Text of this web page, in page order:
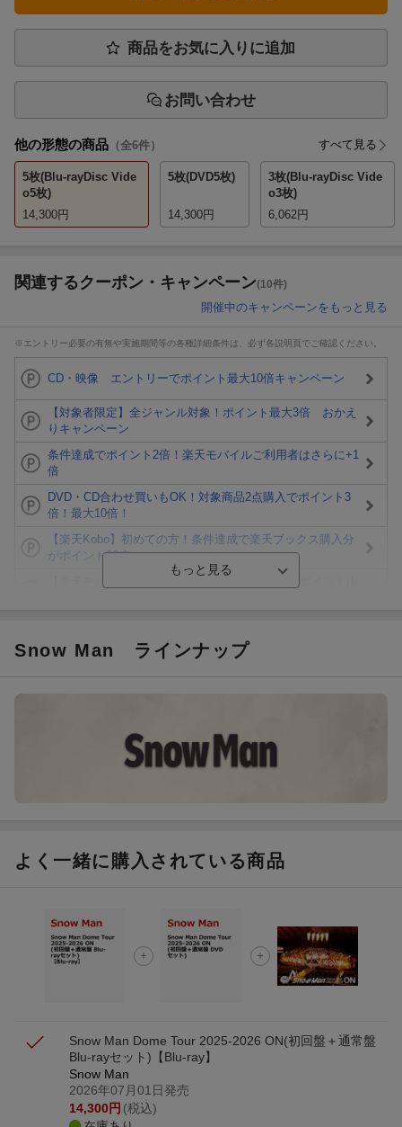
商品をお気に入りに追加
お問い合わせ
他の形態の商品 （全6件） すべて見る
5枚(Blu-rayDisc Vide
o5枚)
14,300円
5枚(DVD5枚)
14,300円
3枚(Blu-rayDisc Vide
o3枚)
6,062円
関連するクーポン・キャンペーン(10件)
開催中のキャンペーンをもっと見る
※エントリー必要の有無や実施期間等の各種詳細条件は、必ず各説明頁でご確認ください。
CD・映像 エントリーでポイント最大10倍キャンペーン
【対象者限定】全ジャンル対象！ポイント最大3倍 おかえ
りキャンペーン
条件達成でポイント2倍！楽天モバイルご利用者はさらに+1
倍
DVD・CD合わせ買いもOK！対象商品2点購入でポイント3
倍！最大10倍！
【楽天Kobo】初めての方！条件達成で楽天ブックス購入分
がポイント20倍
エントリー＆3,000円以上購入で無料データSIM（3GB/月プ
ラン）が当たる！
Snow Man ラインナップ
よく一緒に購入されている商品
Snow Man Dome Tour 2025-2026 ON(初回盤＋通常盤
Blu-rayセット)【Blu-ray】
Snow Man
2026年07月01日発売
14,300円 (税込)